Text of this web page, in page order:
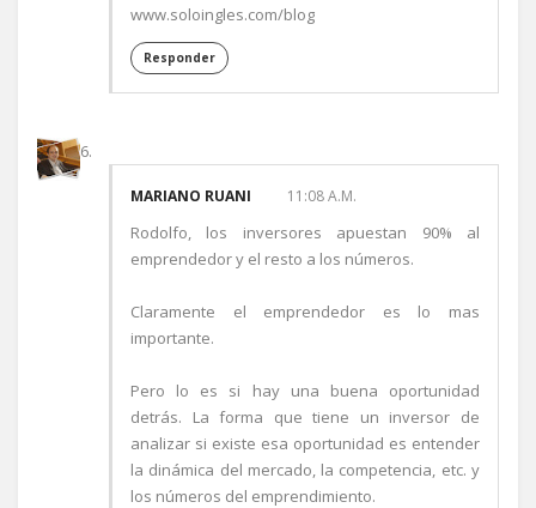
www.soloingles.com/blog
Responder
MARIANO RUANI 11:08 A.M.
Rodolfo, los inversores apuestan 90% al
emprendedor y el resto a los números.
Claramente el emprendedor es lo mas
importante.
Pero lo es si hay una buena oportunidad
detrás. La forma que tiene un inversor de
analizar si existe esa oportunidad es entender
la dinámica del mercado, la competencia, etc. y
los números del emprendimiento.